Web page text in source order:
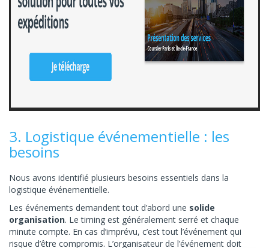
3. Logistique événementielle : les
besoins
Nous avons identifié plusieurs besoins essentiels dans la
logistique événementielle.
Les événements demandent tout d’abord une solide
organisation. Le timing est généralement serré et chaque
minute compte. En cas d’imprévu, c’est tout l’événement qui
risque d’être compromis. L’organisateur de l’événement doit